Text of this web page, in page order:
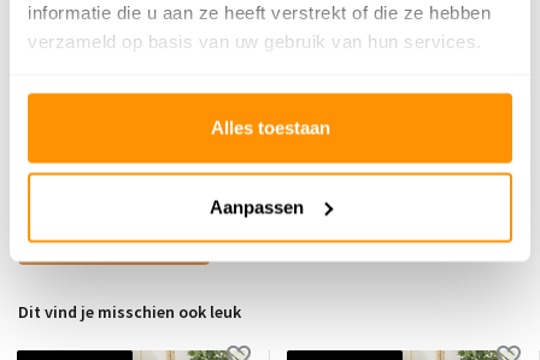
informatie die u aan ze heeft verstrekt of die ze hebben
verzameld op basis van uw gebruik van hun services.
Alles toestaan
Aanpassen
Gemiddelde uit 0 beoordelingen
Er zijn nog geen reviews geschreven over dit product..
Schrijf je eigen review
Dit vind je misschien ook leuk